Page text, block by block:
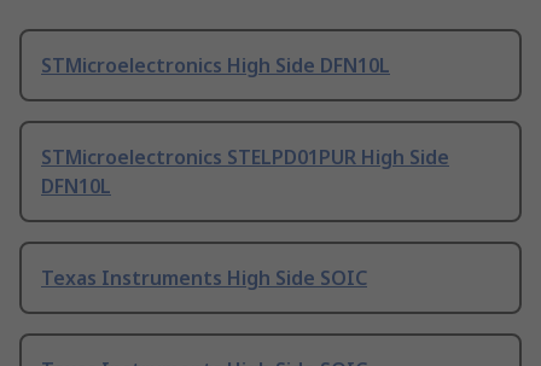
STMicroelectronics High Side DFN10L
STMicroelectronics STELPD01PUR High Side
DFN10L
Texas Instruments High Side SOIC